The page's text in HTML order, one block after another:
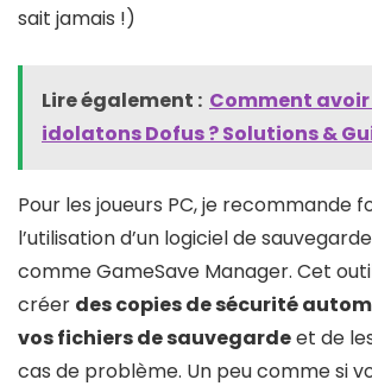
sait jamais !)
Lire également : Comment avoir
idolatons Dofus ? Solutions &
Pour les joueurs PC, je recommande
l’utilisation d’un logiciel de
comme GameSave Manager. Cet
créer des copies de sécurité
vos fichiers de sauvegardeet de
cas de problème. Un peu comme si